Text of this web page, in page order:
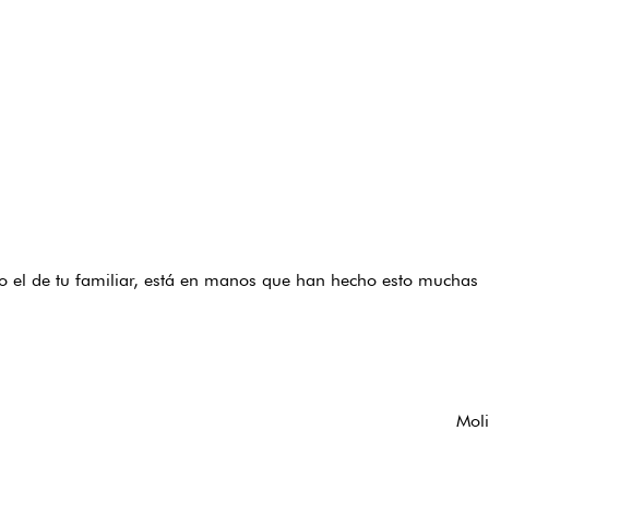
de tu familiar, está en manos que han hecho esto muchas
Moli